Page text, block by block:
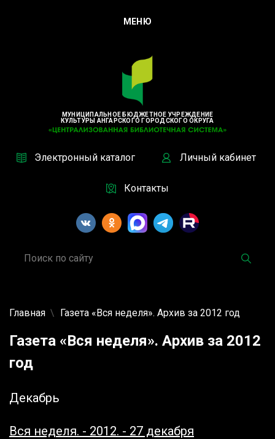
МУНИЦИПАЛЬНОЕ БЮДЖЕТНОЕ УЧРЕЖДЕНИЕ
КУЛЬТУРЫ АНГАРСКОГО ГОРОДСКОГО ОКРУГА
Электронный каталог Личный кабинет
Контакты
МЕНЮ
Главная Газета «Вся неделя». Архив за 2012 год
Газета «Вся неделя». Архив за 2012
год
Декабрь
Вся неделя. - 2012. - 27 декабря